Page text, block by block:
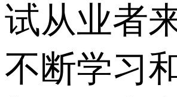
试从业者
不断学习